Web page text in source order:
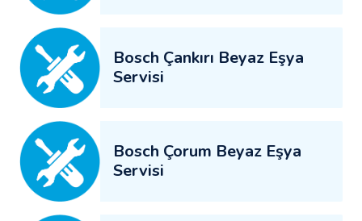
Bosch Çankırı Beyaz Eşya
Servisi
Bosch Çorum Beyaz Eşya
Servisi